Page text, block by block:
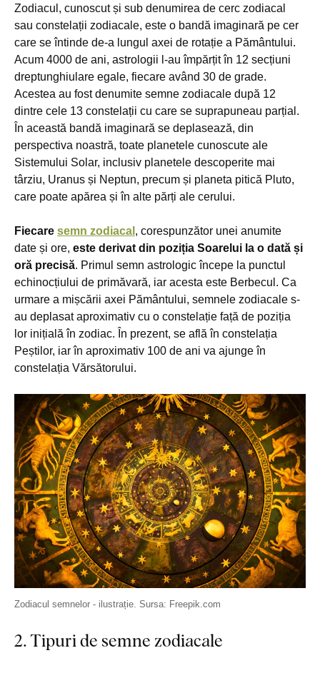
Zodiacul, cunoscut și sub denumirea de cerc zodiacal
sau constelații zodiacale, este o bandă imaginară pe cer
care se întinde de-a lungul axei de rotație a Pământului.
Acum 4000 de ani, astrologii l-au împărțit în 12 secțiuni
dreptunghiulare egale, fiecare având 30 de grade.
Acestea au fost denumite semne zodiacale după 12
dintre cele 13 constelații cu care se suprapuneau parțial.
În această bandă imaginară se deplasează, din
perspectiva noastră, toate planetele cunoscute ale
Sistemului Solar, inclusiv planetele descoperite mai
târziu, Uranus și Neptun, precum și planeta pitică Pluto,
care poate apărea și în alte părți ale cerului.
Fiecare semn zodiacal , corespunzător unei anumite
date și ore, este derivat din poziția Soarelui la o dată și
oră precisă. Primul semn astrologic începe la punctul
echinocțiului de primăvară, iar acesta este Berbecul. Ca
urmare a mișcării axei Pământului, semnele zodiacale s-
au deplasat aproximativ cu o constelație față de poziția
lor inițială în zodiac. În prezent, se află în constelația
Peștilor, iar în aproximativ 100 de ani va ajunge în
constelația Vărsătorului.
Zodiacul semnelor - ilustrație. Sursa: Freepik.com
2. Tipuri de semne zodiacale